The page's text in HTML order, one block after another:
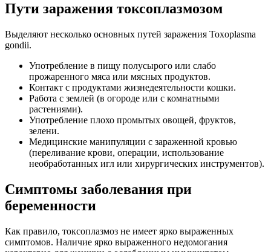
Пути заражения токсоплазмозом
Выделяют несколько основных путей заражения Toxoplasma
gondii.
Употребление в пищу полусырого или слабо
прожаренного мяса или мясных продуктов.
Контакт с продуктами жизнедеятельности кошки.
Работа с землей (в огороде или с комнатными
растениями).
Употребление плохо промытых овощей, фруктов,
зелени.
Медицинские манипуляции с зараженной кровью
(переливание крови, операции, использование
необработанных игл или хирургических инструментов).
Симптомы заболевания при
беременности
Как правило, токсоплазмоз не имеет ярко выраженных
симптомов. Наличие ярко выраженного недомогания